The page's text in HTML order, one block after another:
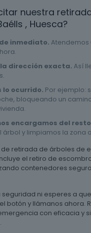
nuestra
, Huesca?
inmediato. Atendemos
dirección exacta. Así
lo ocurrido. Por ejemplo:
bloqueando un
encargamos del
árbol y limpiamos la zona
de retirada de árboles de
el retiro de
contenedores
seguridad ni esperes a
botón y llámanos ahora.
con eficacia y